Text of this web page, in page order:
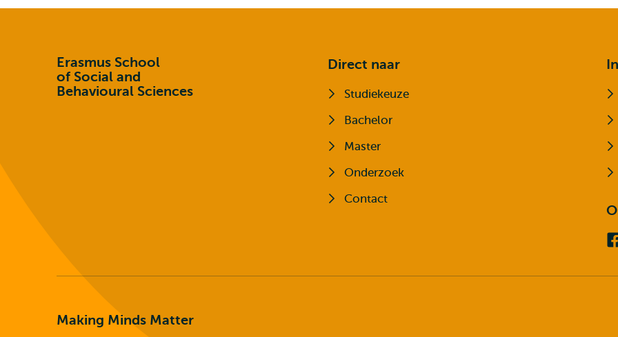
Erasmus School
of Social and
Behavioural Sciences
Direct naar
Studiekeuze
Bachelor
Master
Onderzoek
Contact
Making Minds Matter